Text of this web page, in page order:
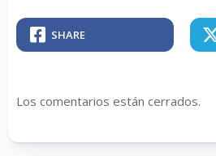
SHARE
Los comentarios están cerrados.